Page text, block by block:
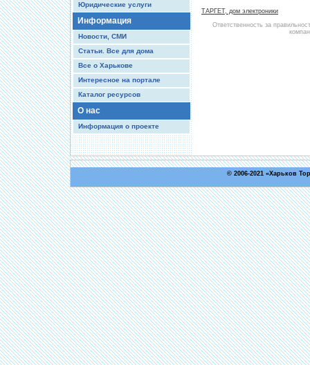
Юридические услуги
Информация
Новости, СМИ
Статьи. Все для дома
Все о Харькове
Интересное на портале
Каталог ресурсов
О нас
Информация о проекте
ТАРГЕТ, дом электроники
Ответственность за
© 2006-2021 «Харьков